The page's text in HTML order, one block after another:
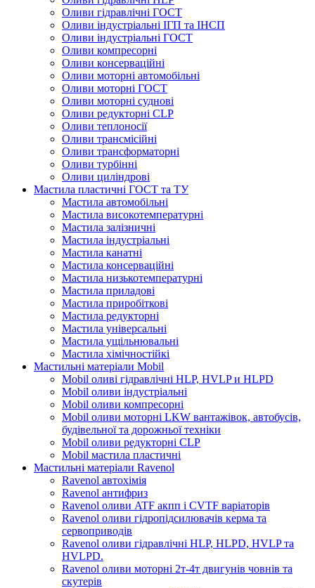
Оливи гідравлічні ГОСТ
Оливи індустріальні ІГП та ІНСП
Оливи індустріальні ГОСТ
Оливи компресорні
Оливи консерваційні
Оливи моторні автомобільні
Оливи моторні ГОСТ
Оливи моторні суднові
Оливи редукторні CLP
Оливи теплоносії
Оливи трансмісійні
Оливи трансформаторні
Оливи турбінні
Оливи циліндрові
Мастила пластичні ГОСТ та ТУ
Мастила автомобільні
Мастила високотемпературні
Мастила залізничні
Мастила індустріальні
Мастила канатні
Мастила консерваційні
Мастила низькотемпературні
Мастила приладові
Мастила приробіткові
Мастила редукторні
Мастила універсальні
Мастила ущільнювальні
Мастила хімічностійкі
Мастильні матеріали Mobil
Mobil оливі гідравлічні HLP, HVLP и HLPD
Mobil оливи індустріальні
Mobil оливи компресорні
Mobil оливи моторні LKW вантажівок, автобусів,
будівельної та дорожньої техніки
Mobil оливи редукторні CLP
Mobil мастила пластичні
Мастильні матеріали Ravenol
Ravenol автохімія
Ravenol антифриз
Ravenol оливи ATF акпп і CVTF варіаторів
Ravenol оливи гідропідсилювачів керма та
сервоприводів
Ravenol оливи гідравлічні HLP, HLPD, HVLP та
HVLPD.
Ravenol оливи моторні 2т-4т двигунів човнів та
скутерів